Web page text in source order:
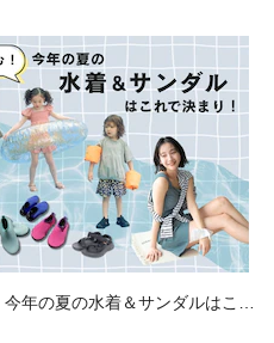
年の夏の水着＆サンダルはこれ